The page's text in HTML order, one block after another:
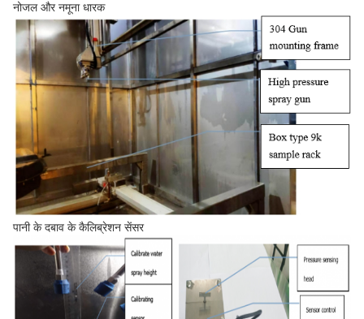
नोजल और नमूना धारक
पानी के दबाव के कैलिब्रेशन सेंसर